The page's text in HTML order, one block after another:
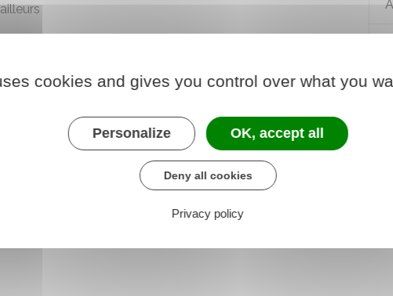
cookies and gives you control over what you
Personalize OK, accept all
Deny all cookies
Privacy policy